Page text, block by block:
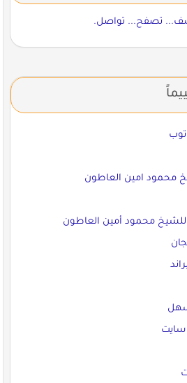
تصفح... تواصل.
محمود امين العاطون
للشيخ محمود أمين العاطون